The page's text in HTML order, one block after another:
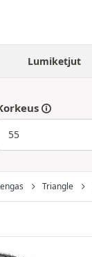
Lumiketjut
Triangle